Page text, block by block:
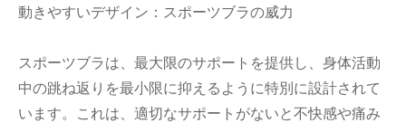
動きやすいデザイン：スポーツブラの威力
スポーツブラは、最大限のサポートを提供し、身体活動
中の跳ね返りを最小限に抑えるように特別に設計されて
います。これは、適切なサポートがないと不快感や痛み